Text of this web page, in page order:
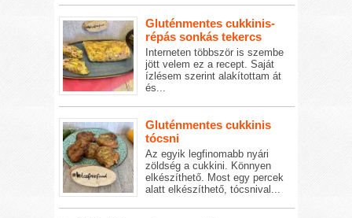
Gluténmentes cukkinis-
répás sonkás tekercs
Interneten többször is szembe
jött velem ez a recept. Saját
ízlésem szerint alakítottam át
és...
Gluténmentes cukkinis
tócsni
Az egyik legfinomabb nyári
zöldség a cukkini. Könnyen
elkészíthető. Most egy percek
alatt elkészíthető, tócsnival...